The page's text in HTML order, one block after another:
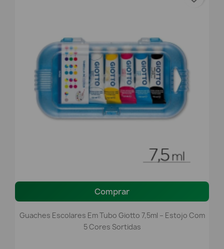
Comprar
Guaches Escolares Em Tubo Giotto 7,5ml – Estojo Com
5 Cores Sortidas